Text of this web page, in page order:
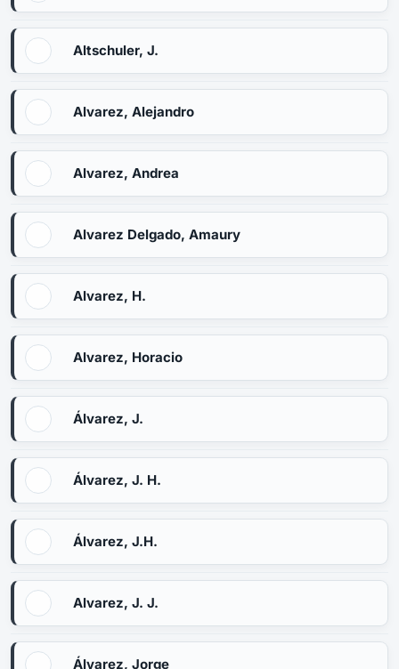
Altschuler, J.
Alvarez, Alejandro
Alvarez, Andrea
Alvarez Delgado, Amaury
Alvarez, H.
Alvarez, Horacio
Álvarez, J.
Álvarez, J. H.
Álvarez, J.H.
Alvarez, J. J.
Álvarez, Jorge